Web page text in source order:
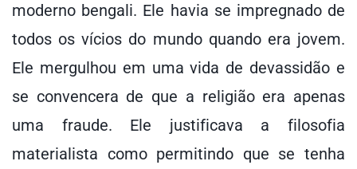
moderno bengali. Ele havia se impregnado de
todos os vícios do mundo quando era jovem.
Ele mergulhou em uma vida de devassidão e
se convencera de que a religião era apenas
uma fraude. Ele justificava a filosofia
materialista como permitindo que se tenha